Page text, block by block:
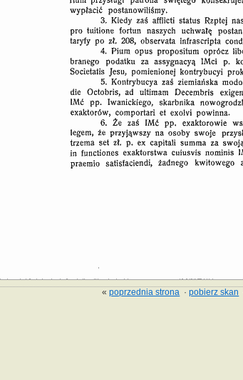
«poprzednia strona ·pobierz skan